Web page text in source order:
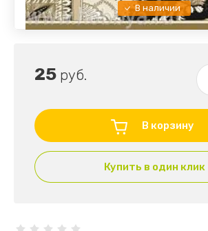
В наличии
25 руб.
В корзину
Купить в один клик